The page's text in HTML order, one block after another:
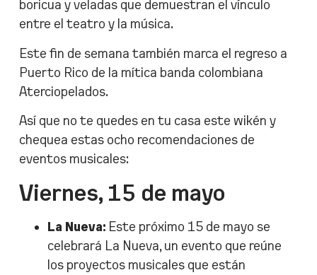
boricua y veladas que demuestran el vínculo
entre el teatro y la música.
Este fin de semana también marca el regreso a
Puerto Rico de la mítica banda colombiana
Aterciopelados.
Así que no te quedes en tu casa este wikén y
chequea estas ocho recomendaciones de
eventos musicales:
Viernes, 15 de mayo
La Nueva:Este próximo 15 de mayo se
celebrará La Nueva, un evento que reúne
los proyectos musicales que están